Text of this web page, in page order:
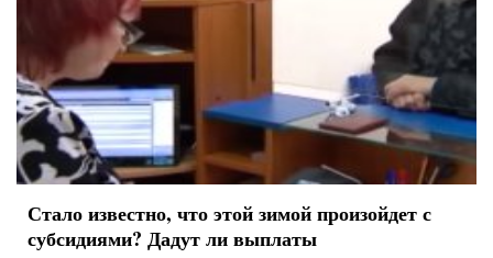
Стало известно, что этой зимой произойдет с
субсидиями? Дадут ли выплаты